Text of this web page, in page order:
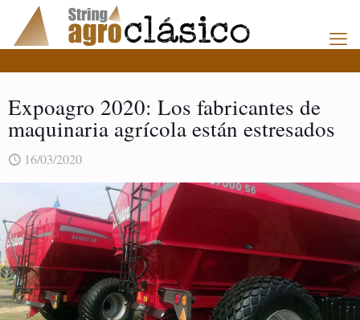
Expoagro 2020: Los fabricantes de
maquinaria agrícola están estresados
16/03/2020